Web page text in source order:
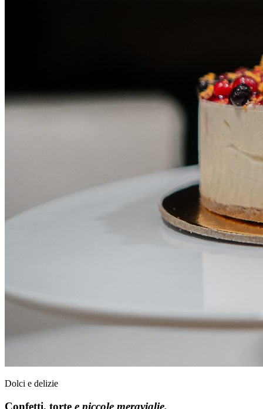
Dolci e delizie
Confetti, torte e piccole meraviglie.